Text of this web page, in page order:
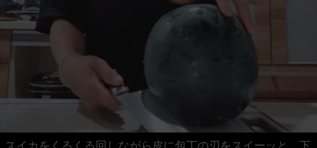
スイカをくるくる回しながら皮に包丁の刃をスイーッと。下